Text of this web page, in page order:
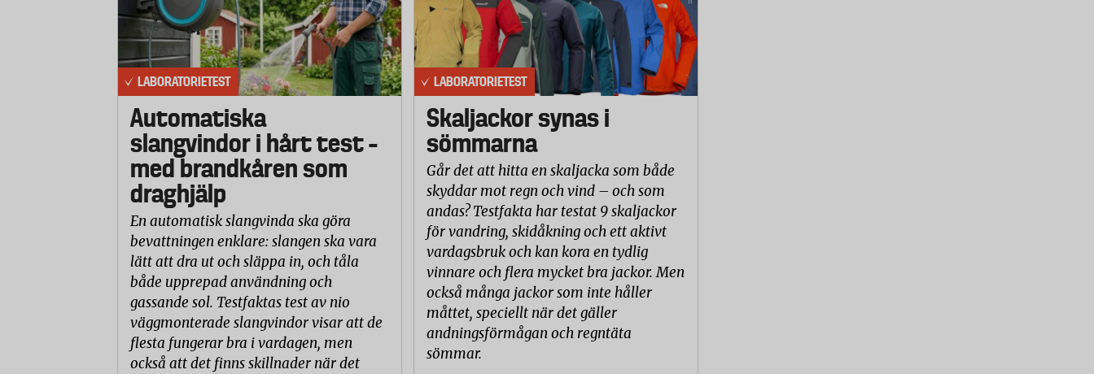
LABORATORIETEST
Automatiska
slangvindor i hårt test –
med brandkåren som
draghjälp
En automatisk slangvinda ska göra
bevattningen enklare: slangen ska vara
lätt att dra ut och släppa in, och tåla
både upprepad användning och
gassande sol. Testfaktas test av nio
väggmonterade slangvindor visar att de
flesta fungerar bra i vardagen, men
också att det finns skillnader när det
LABORATORIETEST
Skaljackor synas i
sömmarna
Går det att hitta en skaljacka som både
skyddar mot regn och vind – och som
andas? Testfakta har testat 9 skaljackor
för vandring, skidåkning och ett aktivt
vardagsbruk och kan kora en tydlig
vinnare och flera mycket bra jackor. Men
också många jackor som inte håller
måttet, speciellt när det gäller
andningsförmågan och regntäta
sömmar.